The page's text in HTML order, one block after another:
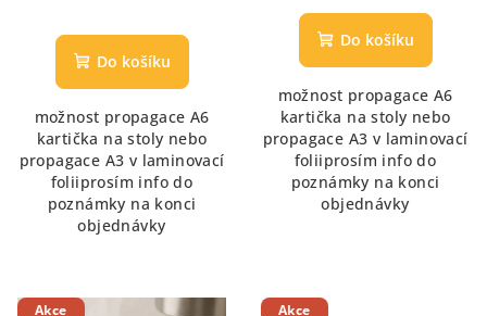
Do košíku
možnost propagace A6
kartička na stoly nebo
propagace A3 v laminovací
foliiprosím info do
poznámky na konci
objednávky
hodnocení
produktu
z
5
hvězdiček.
Do košíku
možnost propagace A6
kartička na stoly nebo
propagace A3 v laminovací
foliiprosím info do
poznámky na konci
objednávky
Akce
Akce